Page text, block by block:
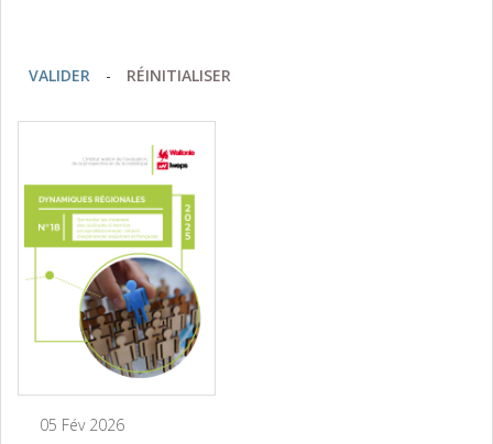
VALIDER - RÉINITIALISER
05 Fév 2026